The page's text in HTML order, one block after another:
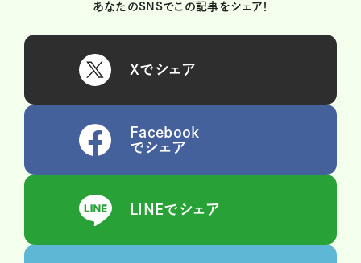
あなたのSNSでこの記事をシェア！
Xでシェア
Facebook
でシェア
LINEでシェア